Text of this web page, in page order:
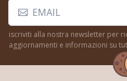
iscriviti alla nostra newsletter per
aggiornamenti e informazioni su